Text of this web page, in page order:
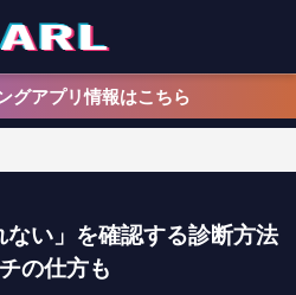
グアプリ情報はこちら
い」を確認する診断方法
の仕方も